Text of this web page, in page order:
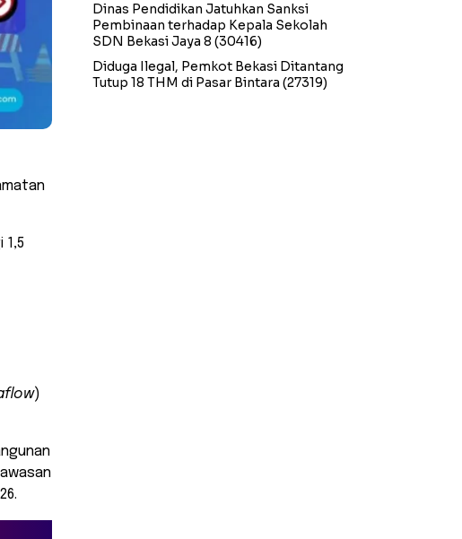
)
Dinas Pendidikan Jatuhkan Sanksi
Pembinaan terhadap Kepala Sekolah
SDN Bekasi Jaya 8 (30416)
Diduga Ilegal, Pemkot Bekasi Ditantang
Tutup 18 THM di Pasar Bintara (27319)